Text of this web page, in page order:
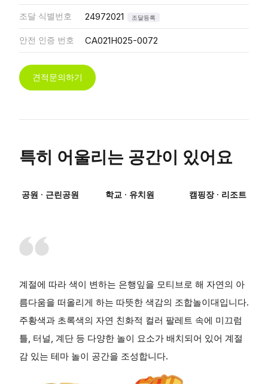
조달 식별번호 24972021 조달등록
안전 인증 번호 CA021H025-0072
견적문의하기
특히 어울리는 공간이 있어요
공원 · 근린공원 학교 · 유치원 캠핑장 · 리조트
계절에 따라 색이 변하는 은행잎을 모티브로 해 자연의 아
름다움을 떠올리게 하는 따뜻한 색감의 조합놀이대입니다.
주황색과 초록색의 자연 친화적 컬러 팔레트 속에 미끄럼
틀, 터널, 계단 등 다양한 놀이 요소가 배치되어 있어 계절
감 있는 테마 놀이 공간을 조성합니다.